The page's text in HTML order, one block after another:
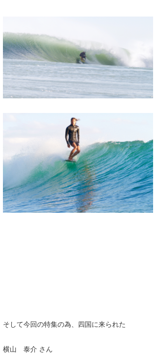
そして今回の特集の為、四国に来られた
横山 泰介 さん